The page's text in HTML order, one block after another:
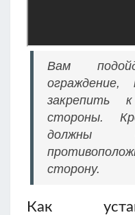
Вам
ограждение,
закрепить
стороны.
должны
сторону.
Как